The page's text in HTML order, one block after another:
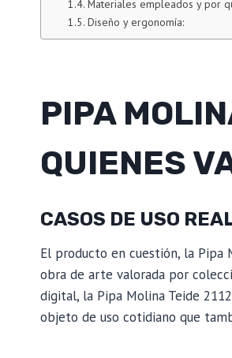
Materiales empleados y por
Diseño y ergonomía:
PIPA
QUIENES
CASOS DE USO
El producto en cuestión, la Pipa
obra de arte valorada por
digital, la Pipa Molina Teide
objeto de uso cotidiano que